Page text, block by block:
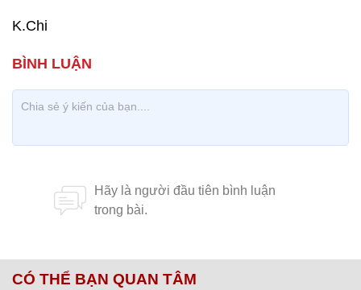
K.Chi
CÓ THỂ BẠN QUAN TÂM